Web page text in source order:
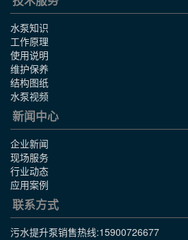
水泵知识
工作原理
使用说明
维护保养
结构图纸
水泵视频
新闻中心
企业新闻
现场服务
行业动态
应用案例
联系方式
污水提升泵销售热线:15900726677